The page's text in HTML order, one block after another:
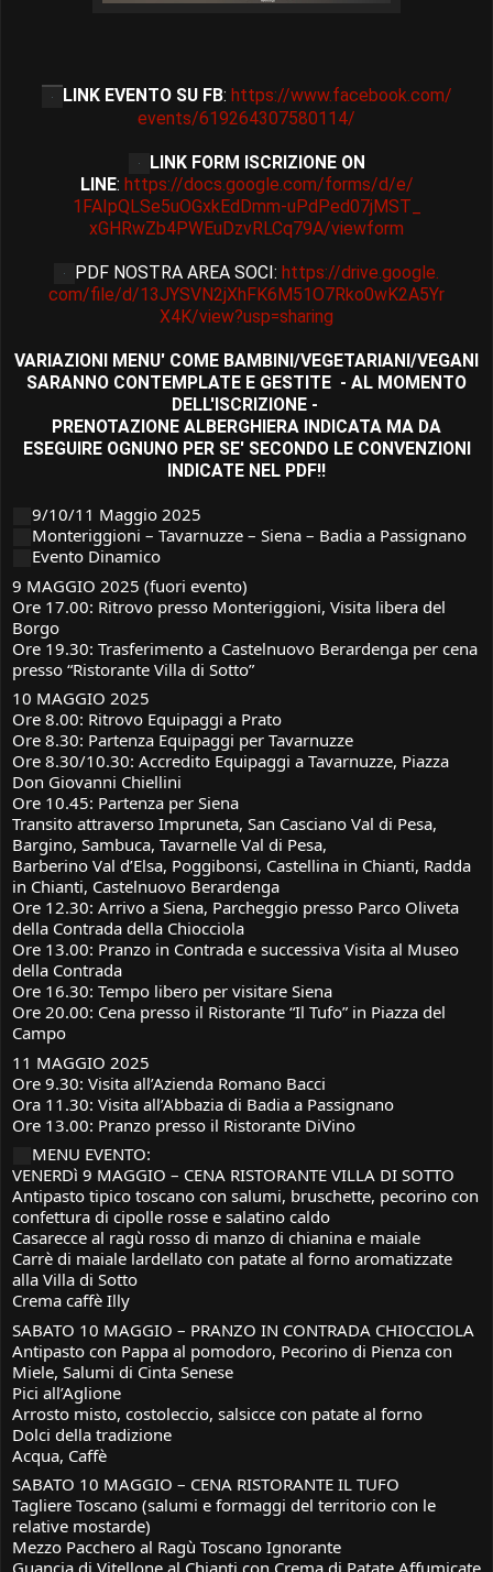
LINK EVENTO SU FB: https://www.facebook.com/
events/619264307580114/
LINK FORM ISCRIZIONE ON
LINE: https://docs.google.com/forms/d/e/
1FAIpQLSe5uOGxkEdDmm-uPdPed07jMST_
xGHRwZb4PWEuDzvRLCq79A/viewform
PDF NOSTRA AREA SOCI: https://drive.google.
com/file/d/13JYSVN2jXhFK6M51O7Rko0wK2A5Yr
X4K/view?usp=sharing
VARIAZIONI MENU' COME BAMBINI/VEGETARIANI/VEGANI
SARANNO CONTEMPLATE E GESTITE - AL MOMENTO
DELL'ISCRIZIONE -
PRENOTAZIONE ALBERGHIERA INDICATA MA DA
ESEGUIRE OGNUNO PER SE' SECONDO LE CONVENZIONI
INDICATE NEL PDF!!
9/10/11 Maggio 2025
Monteriggioni – Tavarnuzze – Siena – Badia a Passignano
Evento Dinamico
9 MAGGIO 2025 (fuori evento)
Ore 17.00: Ritrovo presso Monteriggioni, Visita libera del
Borgo
Ore 19.30: Trasferimento a Castelnuovo Berardenga per cena
presso “Ristorante Villa di Sotto”
10 MAGGIO 2025
Ore 8.00: Ritrovo Equipaggi a Prato
Ore 8.30: Partenza Equipaggi per Tavarnuzze
Ore 8.30/10.30: Accredito Equipaggi a Tavarnuzze, Piazza
Don Giovanni Chiellini
Ore 10.45: Partenza per Siena
Transito attraverso Impruneta, San Casciano Val di Pesa,
Bargino, Sambuca, Tavarnelle Val di Pesa,
Barberino Val d’Elsa, Poggibonsi, Castellina in Chianti, Radda
in Chianti, Castelnuovo Berardenga
Ore 12.30: Arrivo a Siena, Parcheggio presso Parco Oliveta
della Contrada della Chiocciola
Ore 13.00: Pranzo in Contrada e successiva Visita al Museo
della Contrada
Ore 16.30: Tempo libero per visitare Siena
Ore 20.00: Cena presso il Ristorante “Il Tufo” in Piazza del
Campo
11 MAGGIO 2025
Ore 9.30: Visita all’Azienda Romano Bacci
Ora 11.30: Visita all’Abbazia di Badia a Passignano
Ore 13.00: Pranzo presso il Ristorante DiVino
MENU EVENTO:
VENERDì 9 MAGGIO – CENA RISTORANTE VILLA DI SOTTO
Antipasto tipico toscano con salumi, bruschette, pecorino con
confettura di cipolle rosse e salatino caldo
Casarecce al ragù rosso di manzo di chianina e maiale
Carrè di maiale lardellato con patate al forno aromatizzate
alla Villa di Sotto
Crema caffè Illy
SABATO 10 MAGGIO – PRANZO IN CONTRADA CHIOCCIOLA
Antipasto con Pappa al pomodoro, Pecorino di Pienza con
Miele, Salumi di Cinta Senese
Pici all’Aglione
Arrosto misto, costoleccio, salsicce con patate al forno
Dolci della tradizione
Acqua, Caffè
SABATO 10 MAGGIO – CENA RISTORANTE IL TUFO
Tagliere Toscano (salumi e formaggi del territorio con le
relative mostarde)
Mezzo Pacchero al Ragù Toscano Ignorante